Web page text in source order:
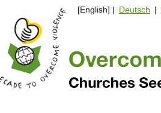
[English] | Deutsch |